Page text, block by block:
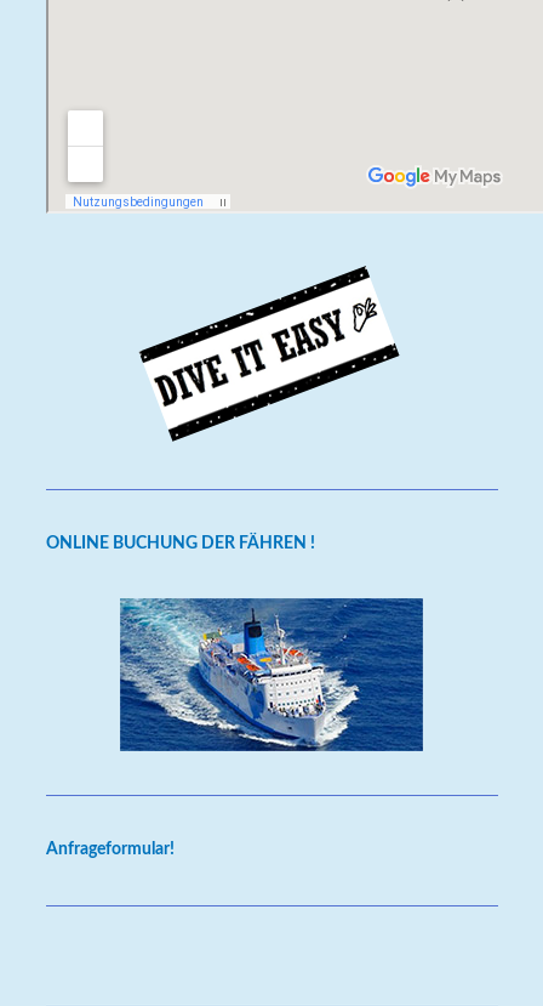
ONLINE BUCHUNG DER FÄHREN !
Anfrageformular!